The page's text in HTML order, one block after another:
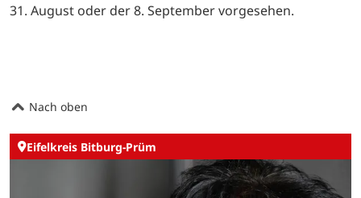
31. August oder der 8. September vorgesehen.
Nach oben
Eifelkreis Bitburg-Prüm